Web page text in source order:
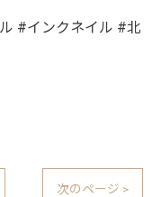
#インクネイル #北
次のページ >